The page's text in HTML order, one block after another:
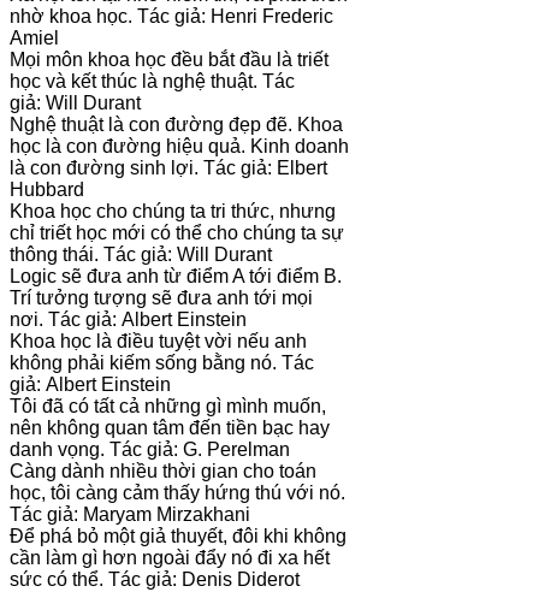
nhờ khoa học. Tác giả: Henri Frederic
Amiel
Mọi môn khoa học đều bắt đầu là triết
học và kết thúc là nghệ thuật. Tác
giả: Will Durant
Nghệ thuật là con đường đẹp đẽ. Khoa
học là con đường hiệu quả. Kinh doanh
là con đường sinh lợi. Tác giả: Elbert
Hubbard
Khoa học cho chúng ta tri thức, nhưng
chỉ triết học mới có thể cho chúng ta sự
thông thái. Tác giả: Will Durant
Logic sẽ đưa anh từ điểm A tới điểm B.
Trí tưởng tượng sẽ đưa anh tới mọi
nơi. Tác giả: Albert Einstein
Khoa học là điều tuyệt vời nếu anh
không phải kiếm sống bằng nó. Tác
giả: Albert Einstein
Tôi đã có tất cả những gì mình muốn,
nên không quan tâm đến tiền bạc hay
danh vọng. Tác giả: G. Perelman
Càng dành nhiều thời gian cho toán
học, tôi càng cảm thấy hứng thú với nó.
Tác giả: Maryam Mirzakhani
Để phá bỏ một giả thuyết, đôi khi không
cần làm gì hơn ngoài đẩy nó đi xa hết
sức có thể. Tác giả: Denis Diderot